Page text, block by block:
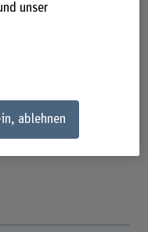
unser
ablehnen